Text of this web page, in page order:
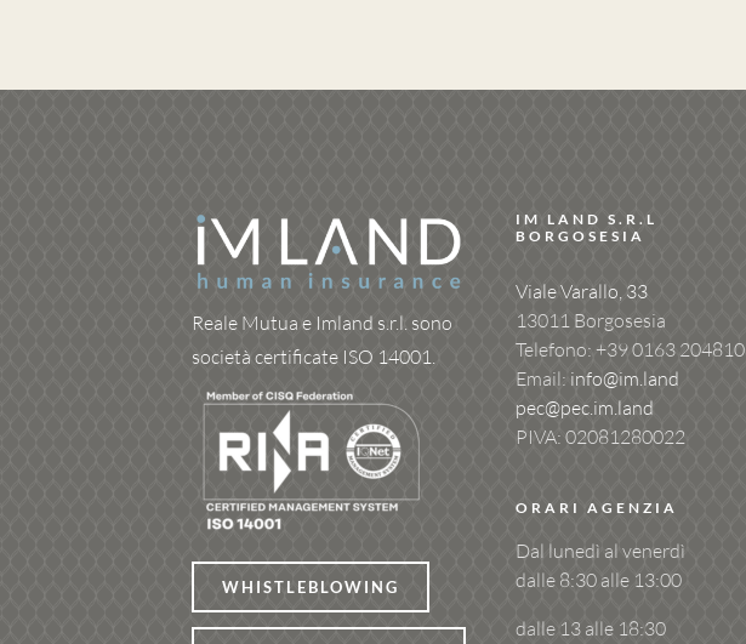
Reale Mutua e Imland s.r.l. sono
società certificate ISO 14001.
WHISTLEBLOWING
IM LAND S.R.L
BORGOSESIA
Viale Varallo, 33
13011 Borgosesia
Telefono: +390163 204810
Email: info@im.land
pec@pec.im.land
PIVA: 02081280022
ORARI AGENZIA
Dal lunedì al venerdì
dalle 8:30 alle 13:00
dalle 13 alle 18:30